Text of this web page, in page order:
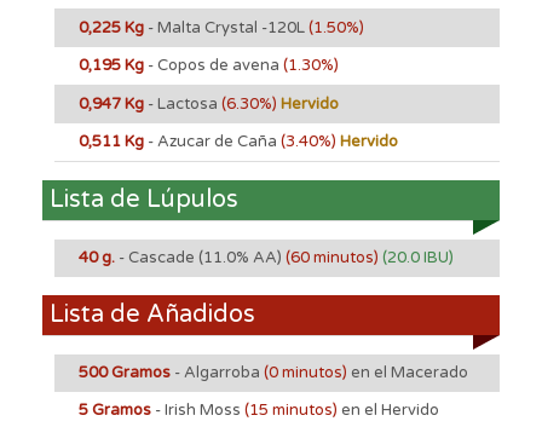
0,225 Kg - Malta Crystal -120L(1.50%)
0,195 Kg - Copos de avena (1.30%)
0,947 Kg - Lactosa (6.30%) Hervido
0,511 Kg - Azucar de Caña (3.40%) Hervido
Lista de Lúpulos
40 g. - Cascade (11.0% AA) (60 minutos) (20.0 IBU)
Lista de Añadidos
500 Gramos - Algarroba (0 minutos) en el Macerado
5 Gramos - Irish Moss (15 minutos) en el Hervido